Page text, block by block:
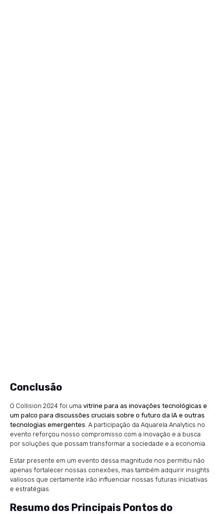
Conclusão
O Collision 2024 foi uma vitrine para as inovações tecnológicas e
um palco para discussões cruciais sobre o futuro da IA e outras
tecnologias emergentes. A participação da Aquarela Analytics no
evento reforçou nosso compromisso com a inovação e a busca
por soluções que possam transformar a sociedade e a economia.
Estar presente em um evento dessa magnitude nos permitiu não
apenas fortalecer nossas conexões, mas também adquirir insights
valiosos que certamente irão influenciar nossas futuras iniciativas
e estratégias.
Resumo dos Principais Pontos do